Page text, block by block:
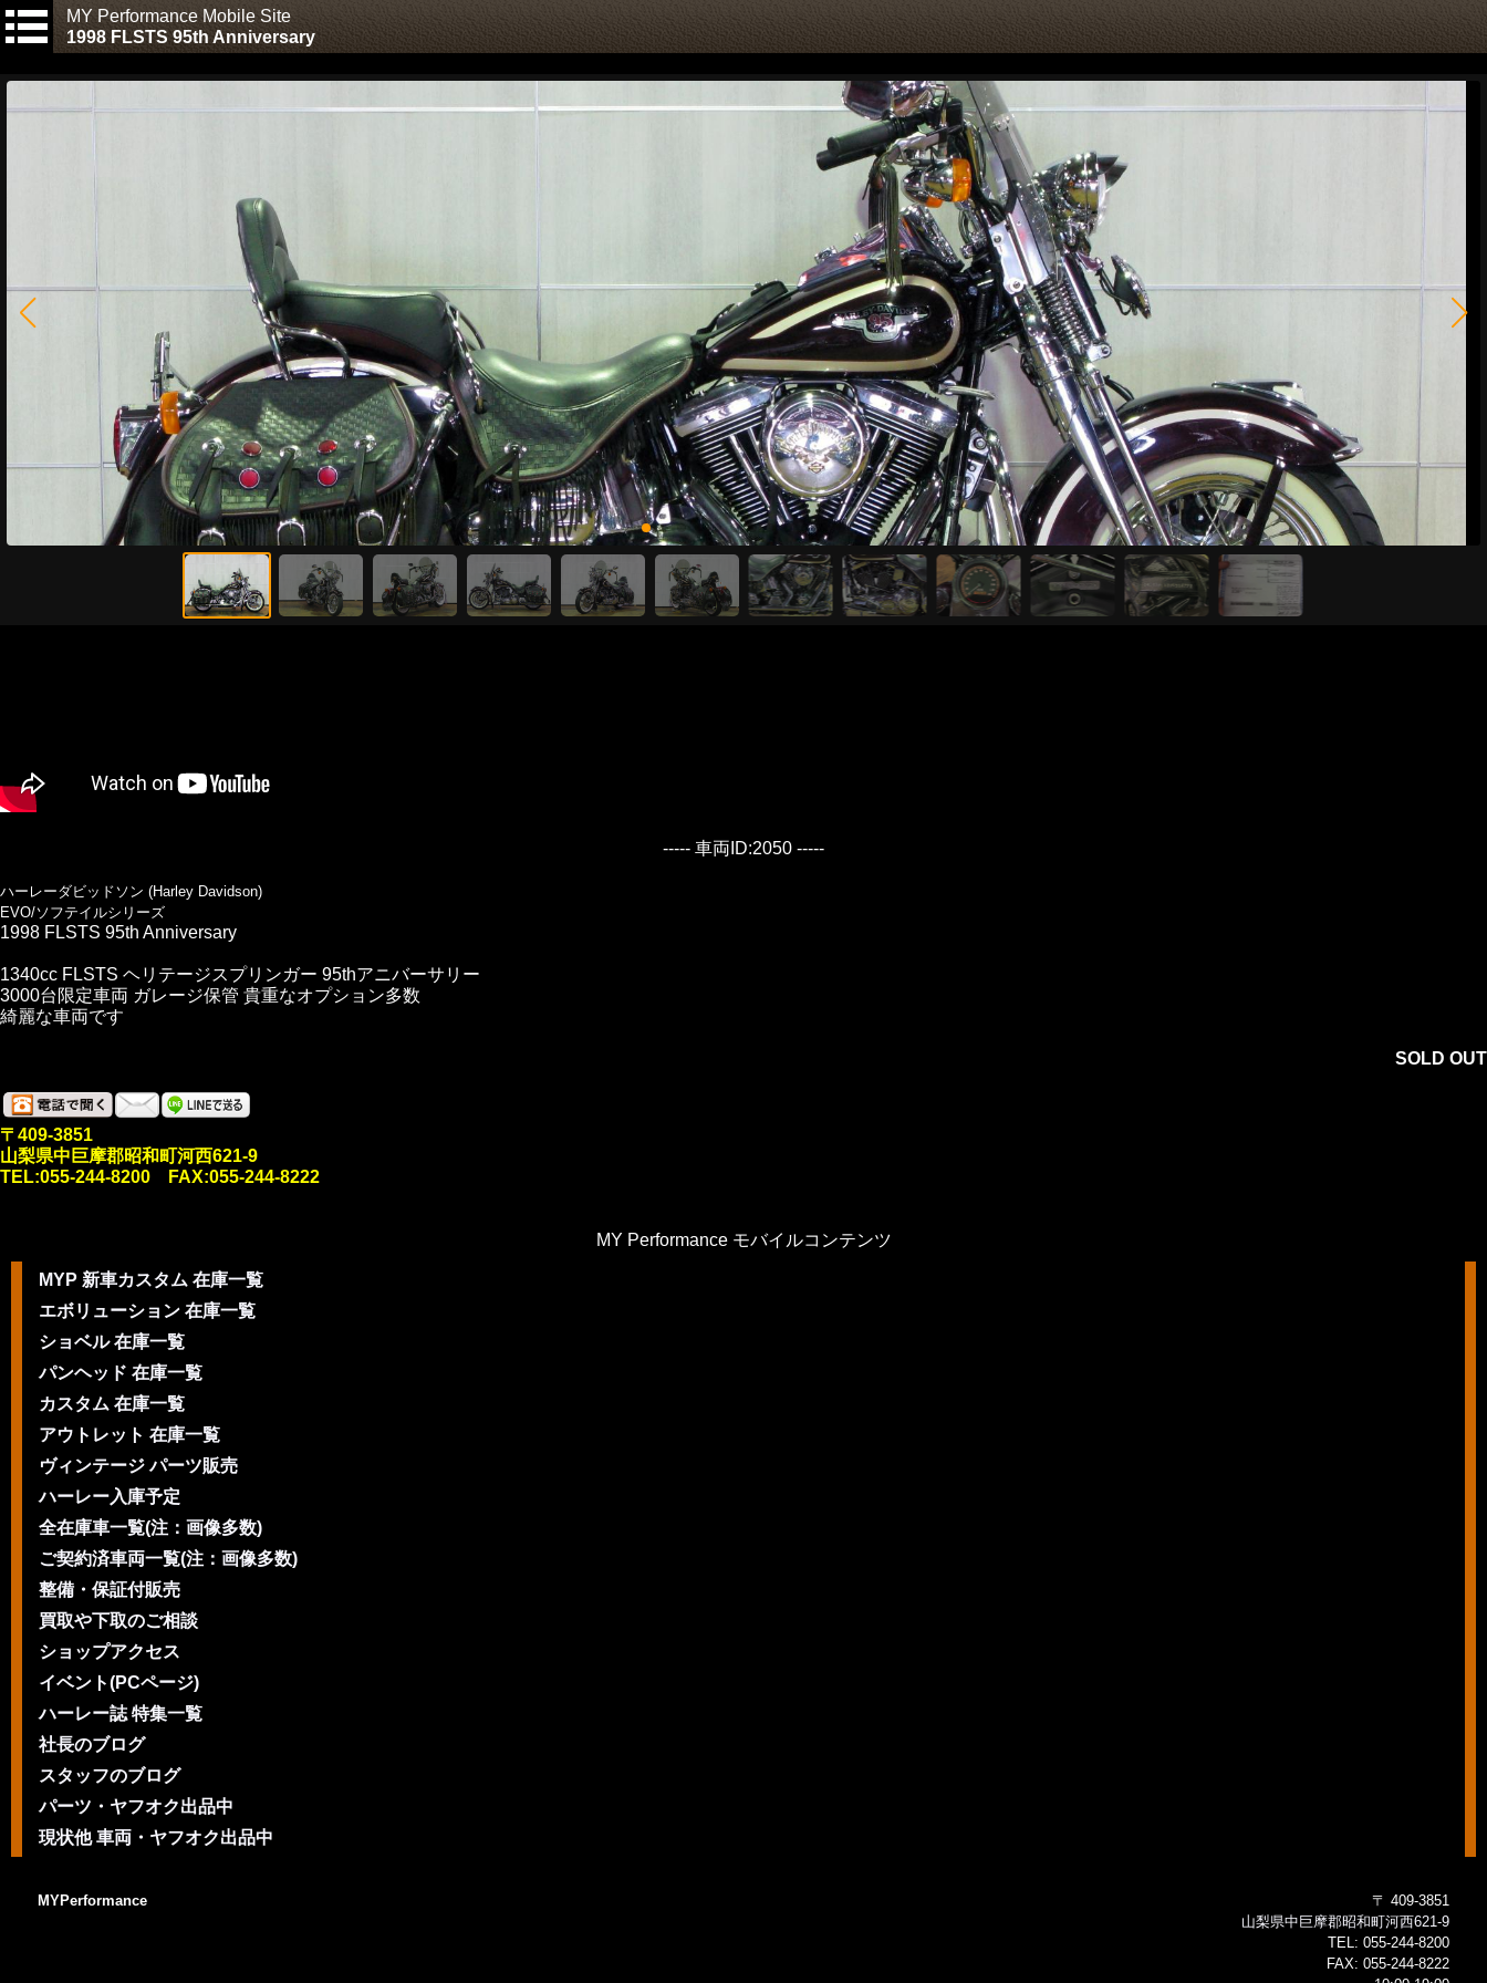
MY Performance Mobile Site
1998 FLSTS 95th Anniversary
----- 車両ID:2050 -----
ハーレーダビッドソン (Harley Davidson)
EVO/ソフテイルシリーズ
1998 FLSTS 95th Anniversary
1340cc FLSTS ヘリテージスプリンガー 95thアニバーサリー
3000台限定車両 ガレージ保管 貴重なオプション多数
綺麗な車両です
SOLD OUT
〒409-3851
山梨県中巨摩郡昭和町河西621-9
TEL:055-244-8200 FAX:055-244-8222
MY Performance モバイルコンテンツ
MYP 新車カスタム 在庫一覧
エボリューション 在庫一覧
ショベル 在庫一覧
パンヘッド 在庫一覧
カスタム 在庫一覧
アウトレット 在庫一覧
ヴィンテージ パーツ販売
ハーレー入庫予定
全在庫車一覧(注：画像多数)
ご契約済車両一覧(注：画像多数)
整備・保証付販売
買取や下取のご相談
ショップアクセス
イベント(PCページ)
ハーレー誌 特集一覧
社長のブログ
スタッフのブログ
パーツ・ヤフオク出品中
現状他 車両・ヤフオク出品中
MYPerformance
〒 409-3851
山梨県中巨摩郡昭和町河西621-9
TEL: 055-244-8200
FAX: 055-244-8222